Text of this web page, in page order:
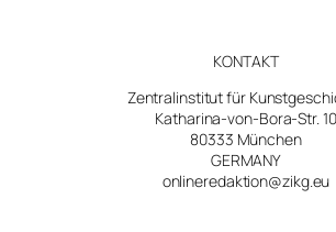
KONTAKT
Zentralinstitut für
Katharina-von-Bora-Str. 10
80333 München
GERMANY
onlineredaktion@zikg.eu